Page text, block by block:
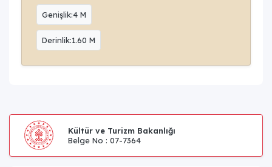
Genişlik:4 M
Derinlik:1.60 M
Kültür ve Turizm Bakanlığı
Belge No : 07-7364